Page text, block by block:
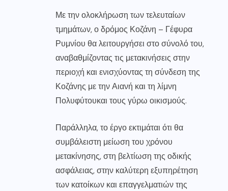
Με την ολοκλήρωση των τελευταίων
τμημάτων, ο δρόμος Κοζάνη – Γέφυρα
Ρυμνίου θα λειτουργήσει στο σύνολό του,
αναβαθμίζοντας τις μετακινήσεις στην
περιοχή και ενισχύοντας τη σύνδεση της
Κοζάνης με την Αιανή και τη λίμνη
Πολυφύτουκαι τους γύρω οικισμούς.
Παράλληλα, το έργο εκτιμάται ότι θα
συμβάλειστη μείωση του χρόνου
μετακίνησης, στη βελτίωση της οδικής
ασφάλειας, στην καλύτερη εξυπηρέτηση
των κατοίκων και επαγγελματιών της